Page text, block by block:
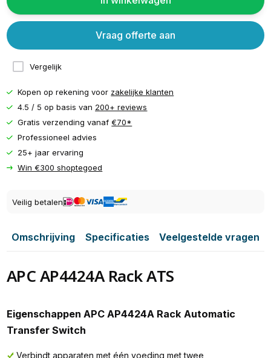
Vergelijk
Vraag offerte aan
Kopen op rekening voor zakelijke klanten
4.5 / 5 op basis van 200+ reviews
Gratis verzending vanaf€70*
Professioneel advies
25+ jaar ervaring
Win €300 shoptegoed
Veilig betalen
Omschrijving Specificaties Veelgestelde vragen
APC AP4424A Rack ATS
Eigenschappen APC AP4424A Rack Automatic
Transfer Switch
Verbindt apparaten met één voeding met twee